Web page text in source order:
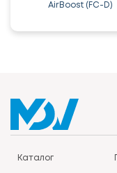
AirBoost (FC-D)
Каталог